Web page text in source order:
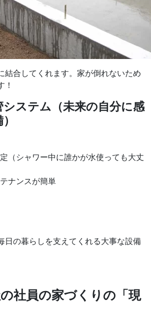
結合してくれます。家が倒れないため
ステム（未来の自分に感
（シャワー中に誰かが水使っても大丈
ナンスが簡単
日の暮らしを支えてくれる大事な設備
社員の家づくりの「現